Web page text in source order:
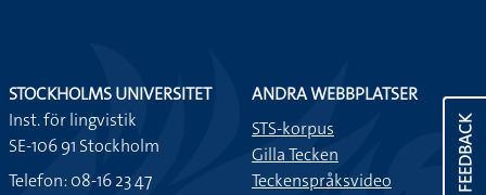
FEEDBACK
STOCKHOLMS UNIVERSITET
Inst. för lingvistik
SE-106 91 Stockholm
Telefon: 08-16 23 47
ANDRA WEBBPLATSER
STS-korpus
Gilla Tecken
Teckenspråksvideo